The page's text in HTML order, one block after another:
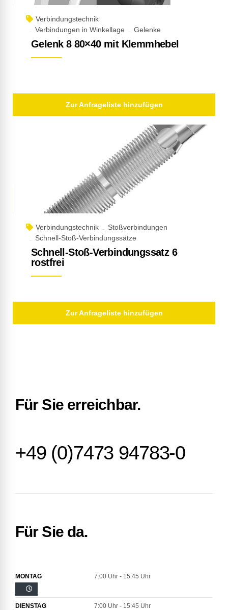
Verbindungstechnik
Verbindungen in Winkellage
Gelenke
Gelenk 8 80×40 mit Klemmhebel
Zur Anfrageliste hinzufügen
Verbindungstechnik
Stoßverbindungen
Schnell-Stoß-Verbindungssätze
Schnell-Stoß-Verbindungssatz 6
rostfrei
Zur Anfrageliste hinzufügen
Für Sie erreichbar.
+49 (0)7473 94783-0
Für Sie da.
MONTAG 7:00 Uhr - 15:45 Uhr
DIENSTAG 7:00 Uhr - 15:45 Uhr